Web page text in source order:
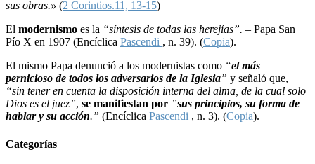
sus obras.» (2 Corintios.11, 13-15)
El modernismo es la “síntesis de todas las herejías”. – Papa San
Pío X en 1907 (Encíclica Pascendi , n. 39). (Copia).
El mismo Papa denunció a los modernistas como “el más
pernicioso de todos los adversarios de la Iglesia” y señaló que,
“sin tener en cuenta la disposición interna del alma, de la cual solo
Dios es el juez”, se manifiestan por ”sus principios, su forma de
hablar y su acción.” (Encíclica Pascendi , n. 3). (Copia).
Categorías